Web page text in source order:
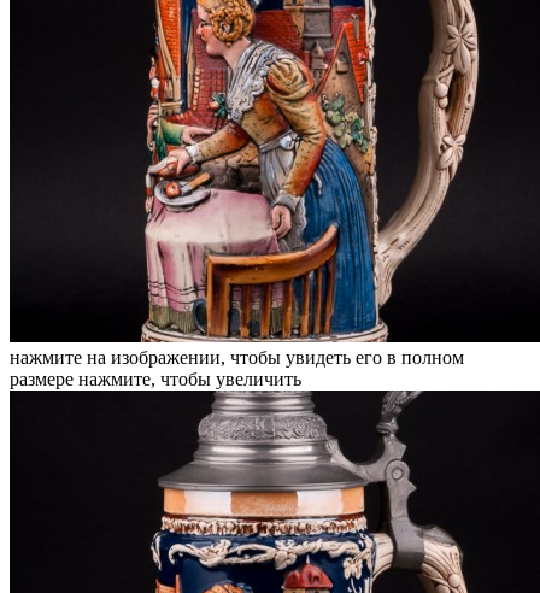
нажмите на изображении, чтобы увидеть его в полном
размере нажмите, чтобы увеличить